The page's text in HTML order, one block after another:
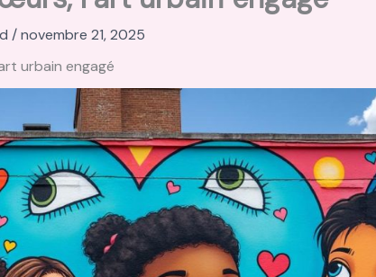
/novembre 21, 2025
urbain engagé